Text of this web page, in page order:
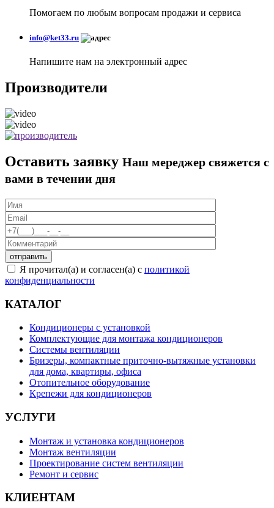
Помогаем по любым вопросам продажи и сервиса
info@ket33.ru
Напишите нам на электронный адрес
Производители
Оставить заявку Наш мереджер свяжется с
вами в течении дня
Я прочитал(а) и согласен(а) с политикой
конфиденциальности
КАТАЛОГ
Кондиционеры с установкой
Комплектующие для монтажа кондиционеров
Системы вентиляции
Бризеры, компактные приточно-вытяжные установки
для дома, квартиры, офиса
Отопительное оборудование
Крепежи для кондиционеров
УСЛУГИ
Монтаж и установка кондиционеров
Монтаж вентиляции
Проектирование систем вентиляции
Ремонт и сервис
КЛИЕНТАМ